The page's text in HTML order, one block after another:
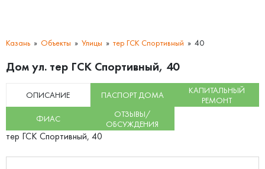
Казань Объекты Улицы тер ГСК Спортивный 40
Дом ул. тер ГСК Спортивный, 40
ОПИСАНИЕ ПАСПОРТ ДОМА
КАПИТАЛЬНЫЙ
РЕМОНТ
ФИАС
ОТЗЫВЫ/
ОБСУЖДЕНИЯ
тер ГСК Спортивный, 40